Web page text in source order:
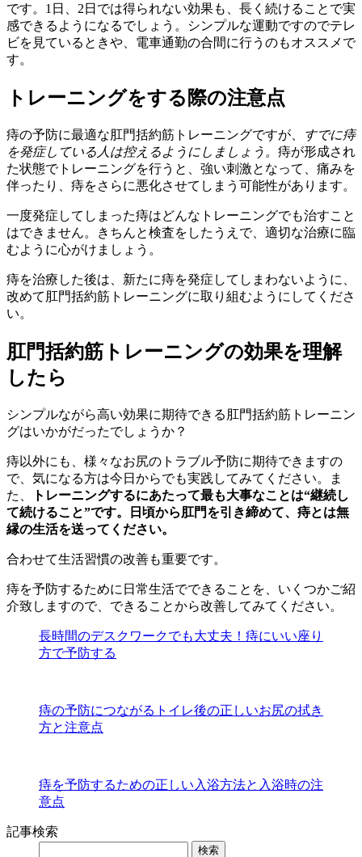
です。1日、2日では得られない効果も、長く続けることで実
感できるようになるでしょう。シンプルな運動ですのでテレ
ビを見ているときや、電車通勤の合間に行うのもオススメで
す。
トレーニングをする際の注意点
痔の予防に最適な肛門括約筋トレーニングですが、
すでに痔
を発症している人は控えるようにしましょう。 痔が形成され
た状態でトレーニングを行うと、強い刺激となって、痛みを
伴ったり、痔をさらに悪化させてしまう可能性があります。
一度発症してしまった痔はどんなトレーニングでも治すこと
はできません。きちんと検査をしたうえで、適切な治療に臨
むように心がけましょう。
痔を治療した後は、新たに痔を発症してしまわないように、
改めて肛門括約筋トレーニングに取り組むようにしてくださ
い。
肛門括約筋トレーニングの効果を理解
したら
シンプルながら高い効果に期待できる肛門括約筋トレーニン
グはいかがだったでしょうか？
痔以外にも、様々なお尻のトラブル予防に期待できますの
で、気になる方は今日からでも実践してみてください。ま
た、
トレーニングするにあたって最も大事なことは“継続し
て続けること”です。日頃から肛門を引き締めて、痔とは無
縁の生活を送ってください。
合わせて生活習慣の改善も重要です。
痔を予防するために日常生活でできることを、いくつかご紹
介致しますので、できることから改善してみてください。
長時間のデスクワークでも大丈夫！痔にいい座り
方で予防する
痔の予防につながるトイレ後の正しいお尻の拭き
方と注意点
痔を予防するための正しい入浴方法と入浴時の注
意点
記事検索
検索